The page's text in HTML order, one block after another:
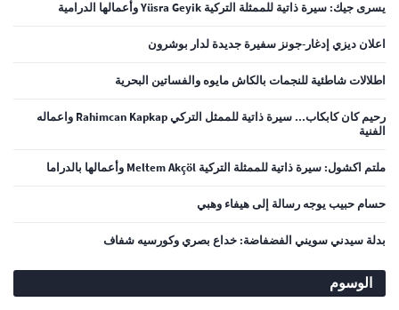
يسرى جيك: سيرة ذاتية للممثلة التركية Yüsra Geyik وأعمالها الدرامية
اعلان ديزي إدغار-جونز سفيرة جديدة لدار بوشرون
اطلالات شاطئية للنجمات بالكاش مايوه والفساتين البحرية
رحيم كان كابكاب... سيرة ذاتية للممثل التركي Rahimcan Kapkap واعماله
الفنية
ملتم اكشول: سيرة ذاتية للممثلة التركية Meltem Akçöl وأعمالها بالدراما
حسام حبيب يوجه رسالة إلى هيفاء وهبي
بدلة سيدني سويني الفضفاضة: خداع بصري وكورسيه شفاف
الوسوم